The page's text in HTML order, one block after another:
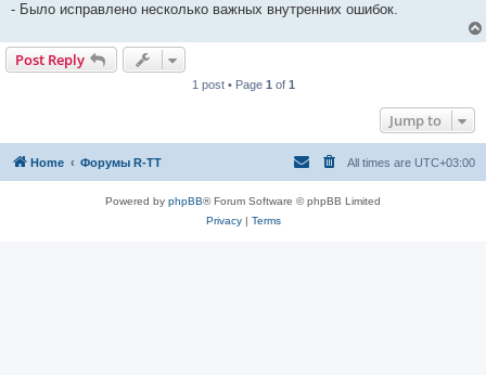
- Было исправлено несколько важных внутренних ошибок.
Post Reply
1 post • Page 1 of 1
Jump to
Home Форумы R-TT All times are UTC+03:00
Powered by phpBB® Forum Software © phpBB Limited
Privacy| Terms